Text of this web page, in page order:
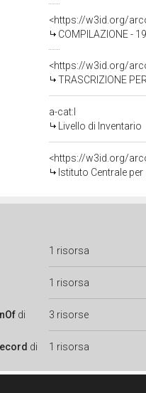
<https://w3id.org/
COMPILAZIONE -
<https://w3id.org/
TRASCRIZIONE
a-cat:I
Livello di Inventario
<https://w3id.org/
Istituto Centrale
1 risorsa
1 risorsa
di 3 risorse
di 1 risorsa